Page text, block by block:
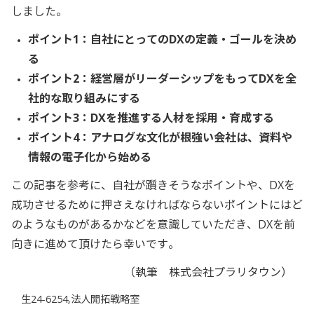
しました。
ポイント1：自社にとってのDXの定義・ゴールを決め
る
ポイント2：経営層がリーダーシップをもってDXを全
社的な取り組みにする
ポイント3：DXを推進する人材を採用・育成する
ポイント4：アナログな文化が根強い会社は、資料や
情報の電子化から始める
この記事を参考に、自社が躓きそうなポイントや、DXを
成功させるために押さえなければならないポイントにはど
のようなものがあるかなどを意識していただき、DXを前
向きに進めて頂けたら幸いです。
（執筆 株式会社プラリタウン）
生24-6254,法人開拓戦略室